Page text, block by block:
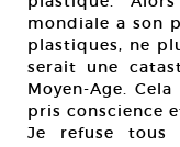
mondiale a son
plastiques, ne
serait une
Moyen-Age.
pris conscience
Je refuse tous